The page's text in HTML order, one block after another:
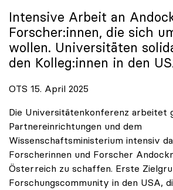
Intensive Arbeit an
Forscher:innen, die sich
wollen. Universitäten
den Kolleg:innen in den
OTS 15. April 2025
Die Universitätenkonferenz arbeitet
Partnereinrichtungen und dem
Wissenschaftsministerium intensiv
Forscherinnen und Forscher
Österreich zu schaffen. Erste
Forschungscommunity in den USA,